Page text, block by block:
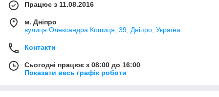
Працює з 11.08.2016
м. Дніпро
вулиця Олександра Кошиця, 39, Дніпро, Україна
Контакти
Сьогодні працює з 08:00 до 16:00
Показати весь графік роботи